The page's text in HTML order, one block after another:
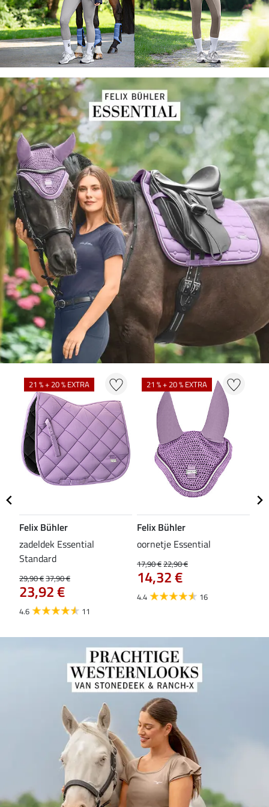
21 % + 20 % EXTRA
Felix Bühler
zadeldek Essential
Standard
29,90 €37,90 €
23,92 €
4.6 11
21 % + 20 % EXTRA
Felix Bühler
oornetje Essential
17,90 €22,90 €
14,32 €
4.4 16